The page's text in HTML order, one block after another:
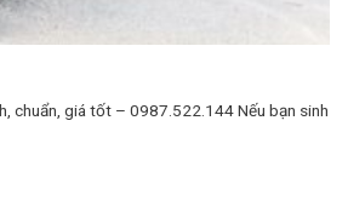
chuẩn, giá tốt – 0987.522.144 Nếu bạn sinh